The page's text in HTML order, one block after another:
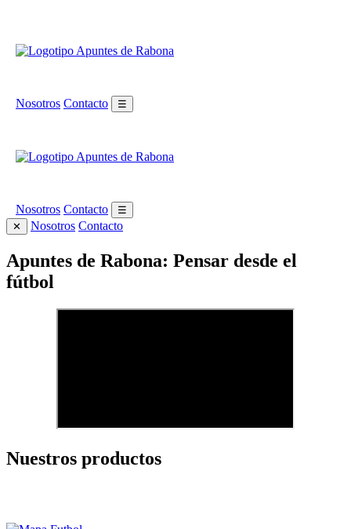
Nosotros Contacto ☰
Nosotros Contacto
☰
✕
Nosotros Contacto
Apuntes de Rabona: Pensar desde el
fútbol
Nuestros productos